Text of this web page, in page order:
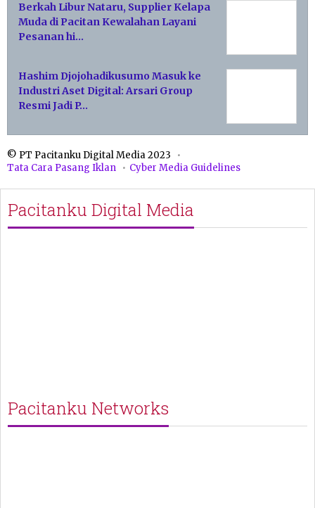
Berkah Libur Nataru, Supplier Kelapa
Muda di Pacitan Kewalahan Layani
Pesanan hi…
Hashim Djojohadikusumo Masuk ke
Industri Aset Digital: Arsari Group
Resmi Jadi P…
© PT Pacitanku Digital Media 2023
Tata Cara Pasang Iklan
Cyber Media Guidelines
Pacitanku Digital Media
Pacitanku Networks